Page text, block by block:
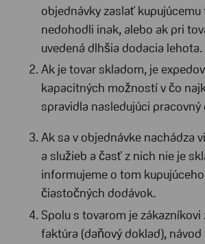
objednávky zaslať kupujúcemu
nedohodli inak, alebo ak pri
uvedená dlhšia dodacia lehota.
Ak je tovar skladom, je
kapacitných možností v čo
spravidla nasledujúci pracovný
Ak sa v objednávke nachádza
a služieb a časť z nich nie je
informujeme o tom
čiastočných dodávok.
Spolu s tovarom je zákazníkovi
faktúra (daňový doklad),